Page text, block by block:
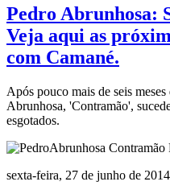
Pedro Abrunhosa:
Veja aqui as
com Camané.
Após pouco mais de seis
Abrunhosa, 'Contramão',
esgotados.
sexta-feira, 27 de junho de 2014